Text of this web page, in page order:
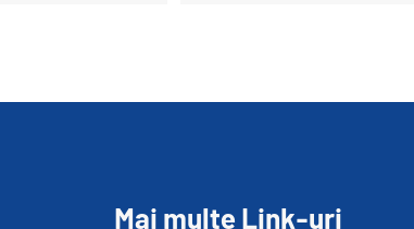
Mai multe Link-uri